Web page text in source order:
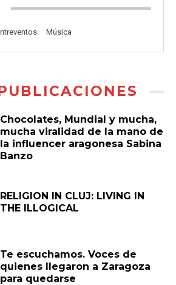
Música
Chocolates, Mundial y mucha,
mucha viralidad de la mano de
la influencer aragonesa Sabina
Banzo
RELIGION IN CLUJ: LIVING IN
THE ILLOGICAL
Te escuchamos. Voces de
quienes llegaron a Zaragoza
para quedarse